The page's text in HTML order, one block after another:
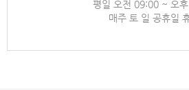
평일 오전 09:00 ~ 오
매주 토 일 공휴일